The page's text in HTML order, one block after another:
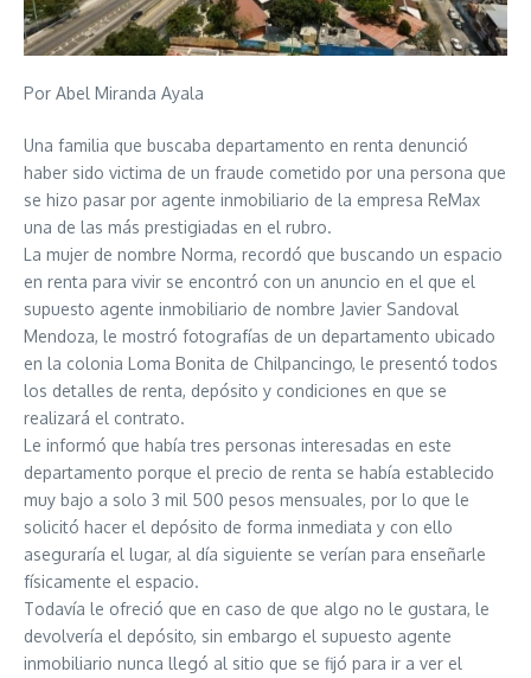
Por Abel Miranda Ayala
Una familia que buscaba departamento en renta denunció
haber sido victima de un fraude cometido por una persona que
se hizo pasar por agente inmobiliario de la empresa ReMax
una de las más prestigiadas en el rubro.
La mujer de nombre Norma, recordó que buscando un espacio
en renta para vivir se encontró con un anuncio en el que el
supuesto agente inmobiliario de nombre Javier Sandoval
Mendoza, le mostró fotografías de un departamento ubicado
en la colonia Loma Bonita de Chilpancingo, le presentó todos
los detalles de renta, depósito y condiciones en que se
realizará el contrato.
Le informó que había tres personas interesadas en este
departamento porque el precio de renta se había establecido
muy bajo a solo 3 mil 500 pesos mensuales, por lo que le
solicitó hacer el depósito de forma inmediata y con ello
aseguraría el lugar, al día siguiente se verían para enseñarle
físicamente el espacio.
Todavía le ofreció que en caso de que algo no le gustara, le
devolvería el depósito, sin embargo el supuesto agente
inmobiliario nunca llegó al sitio que se fijó para ir a ver el